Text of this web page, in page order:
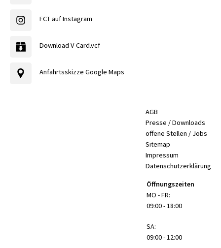
FCT auf Instagram
Download V-Card.vcf
Anfahrtsskizze Google Maps
AGB
Presse / Downloads
offene Stellen / Jobs
Sitemap
Impressum
Datenschutzerklärung
Öffnungszeiten
MO - FR:
09:00 - 18:00
SA:
09:00 - 12:00